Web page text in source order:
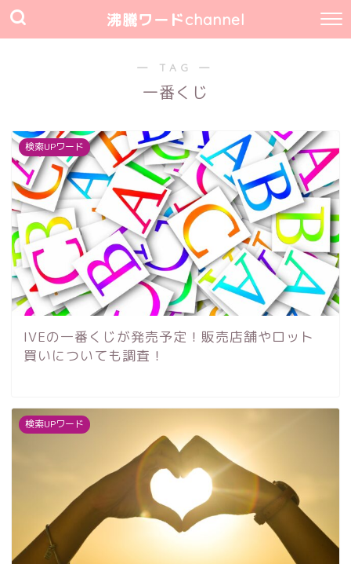
沸騰ワードchannel
― TAG ―
一番くじ
検索UPワード
IVEの一番くじが発売予定！販売店舗やロット
買いについても調査！
検索UPワード